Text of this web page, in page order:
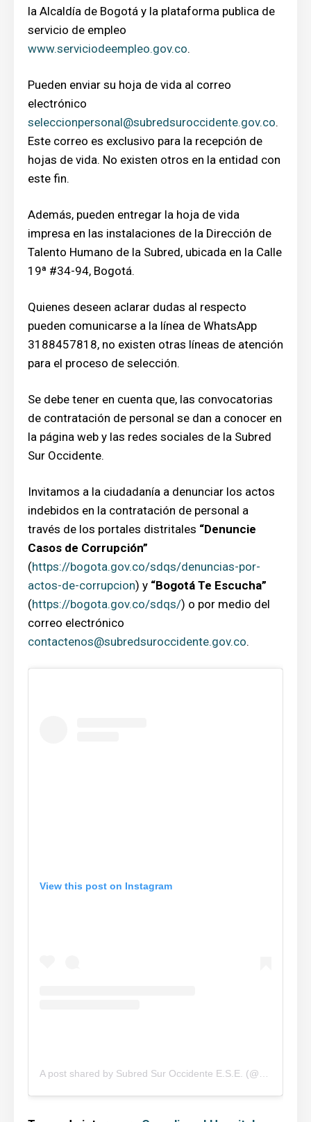
la Alcaldía de Bogotá y la plataforma publica de
servicio de empleo
www.serviciodeempleo.gov.co.
Pueden enviar su hoja de vida al correo
electrónico
seleccionpersonal@subredsuroccidente.gov.co.
Este correo es exclusivo para la recepción de
hojas de vida. No existen otros en la entidad con
este fin.
Además, pueden entregar la hoja de vida
impresa en las instalaciones de la Dirección de
Talento Humano de la Subred, ubicada en la Calle
19ª #34-94, Bogotá.
Quienes deseen aclarar dudas al respecto
pueden comunicarse a la línea de WhatsApp
3188457818, no existen otras líneas de atención
para el proceso de selección.
Se debe tener en cuenta que, las convocatorias
de contratación de personal se dan a conocer en
la página web y las redes sociales de la Subred
Sur Occidente.
Invitamos a la ciudadanía a denunciar los actos
indebidos en la contratación de personal a
través de los portales distritales “Denuncie
Casos de Corrupción”
(https://bogota.gov.co/sdqs/denuncias-por-
actos-de-corrupcion) y “Bogotá Te Escucha”
(https://bogota.gov.co/sdqs/) o por medio del
correo electrónico
contactenos@subredsuroccidente.gov.co.
View this post on Instagram
A post shared by Subred Sur Occidente E.S.E. (@subredsuroccidente)